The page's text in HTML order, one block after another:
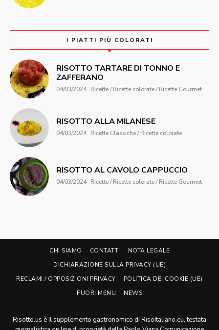
I PIATTI PIÙ COLORATI
RISOTTO TARTARE DI TONNO E
ZAFFERANO
04/03/2024 Ricette / Ricette colorate / Ricette Gourmet
RISOTTO ALLA MILANESE
04/03/2024 Ricette Classiche / Ricette colorate
RISOTTO AL CAVOLO CAPPUCCIO
04/03/2024 Ricette / Ricette colorate / Ricette Gourmet
CHI SIAMO CONTATTI
NOTA LEGALE
DICHIARAZIONE SULLA PRIVACY (UE)
RECLAMI / OPPOSIZIONI PRIVACY
POLITICA DEI COOKIE (UE)
FUORI MENU
NEWS
Risotto.us è il supplemento gastronomico di Risoitaliano.eu, testata